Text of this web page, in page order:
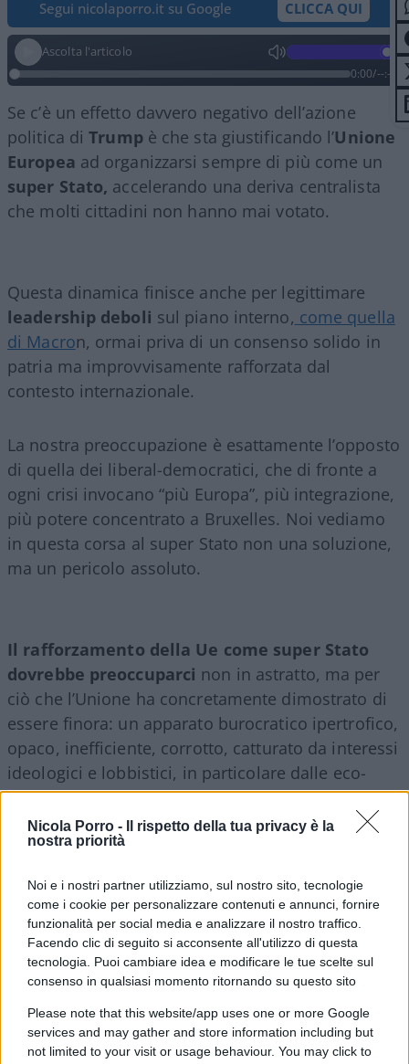
Nicola Porro -
Il rispetto della tua privacy è la
nostra priorità
Noi e i nostri partner utilizziamo, sul nostro sito, tecnologie
come i cookie per personalizzare contenuti e annunci, fornire
funzionalità per social media e analizzare il nostro traffico.
Facendo clic di seguito si acconsente all'utilizzo di questa
tecnologia. Puoi cambiare idea e modificare le tue scelte sul
consenso in qualsiasi momento ritornando su questo sito
Please note that this website/app uses one or more Google
services and may gather and store information including but
not limited to your visit or usage behaviour. You may click to
Segui nicolaporro.it su Google CLICCA QUI
Ascolta l'articolo
0:00/--:--
Se c’è un effetto davvero negativo dell’azione
politica diTrumpè che sta giustificando l’Unione
Europea ad organizzarsi sempre di più come un
super Stato, accelerando una deriva centralista
che molti cittadini non hanno mai votato.
Questa dinamica finisce anche per legittimare
leadership deboli sul piano interno, come quella
di Macron, ormai priva di un consenso solido in
patria ma improvvisamente rafforzata dal
contesto internazionale.
La nostra preoccupazione è esattamente l’opposto
di quella dei liberal-democratici, che di fronte a
ogni crisi invocano “più Europa”, più integrazione,
più potere concentrato a Bruxelles. Noi vediamo
in questa corsa al super Stato non una soluzione,
ma un pericolo assoluto.
Il rafforzamento della Ue come super Stato
dovrebbe preoccuparci non in astratto, ma per
ciò che l’Unione ha concretamente dimostrato di
essere finora: un apparato burocratico ipertrofico,
opaco, inefficiente, corrotto, catturato da interessi
ideologici e lobbistici, in particolare dalle eco-
follie e dalle truffe green mascherate da politiche
salvifiche.
Dove i liberal-democratici vedono “più Europa”,
noi vediamo meno libertà. Dove parlano di
governance, noi vediamo irresponsabilità. Dove
invocano centralizzazione, noi vediamo cittadini
sempre più espropriati del potere decisionale.
Più potere a Bruxelles significacristallizzare